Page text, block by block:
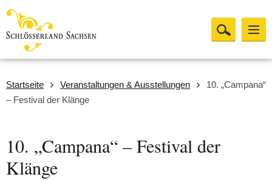
Startseite Veranstaltungen & Ausstellungen
10. „Campana“
– Festival der Klänge
10. „Campana“ – Festival der
Klänge